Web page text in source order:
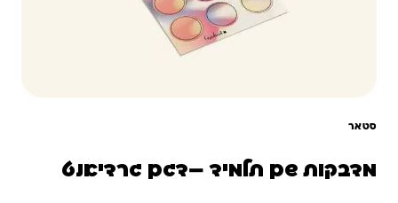
סטאר
מדבקות שם תלמיד –דגם גרדיאנט